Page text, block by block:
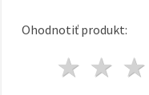
Ohodnotiť produkt:
2
1